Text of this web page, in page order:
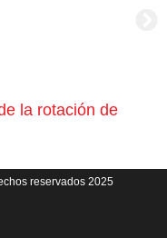
la rotación de
reservados 2025